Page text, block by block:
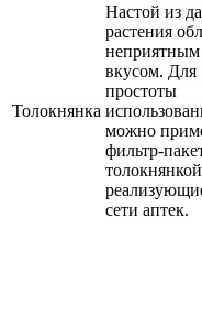
Толокнянка
Настой из
растения
неприятным
вкусом. Для
простоты
можно
фильтр-
сети аптек.